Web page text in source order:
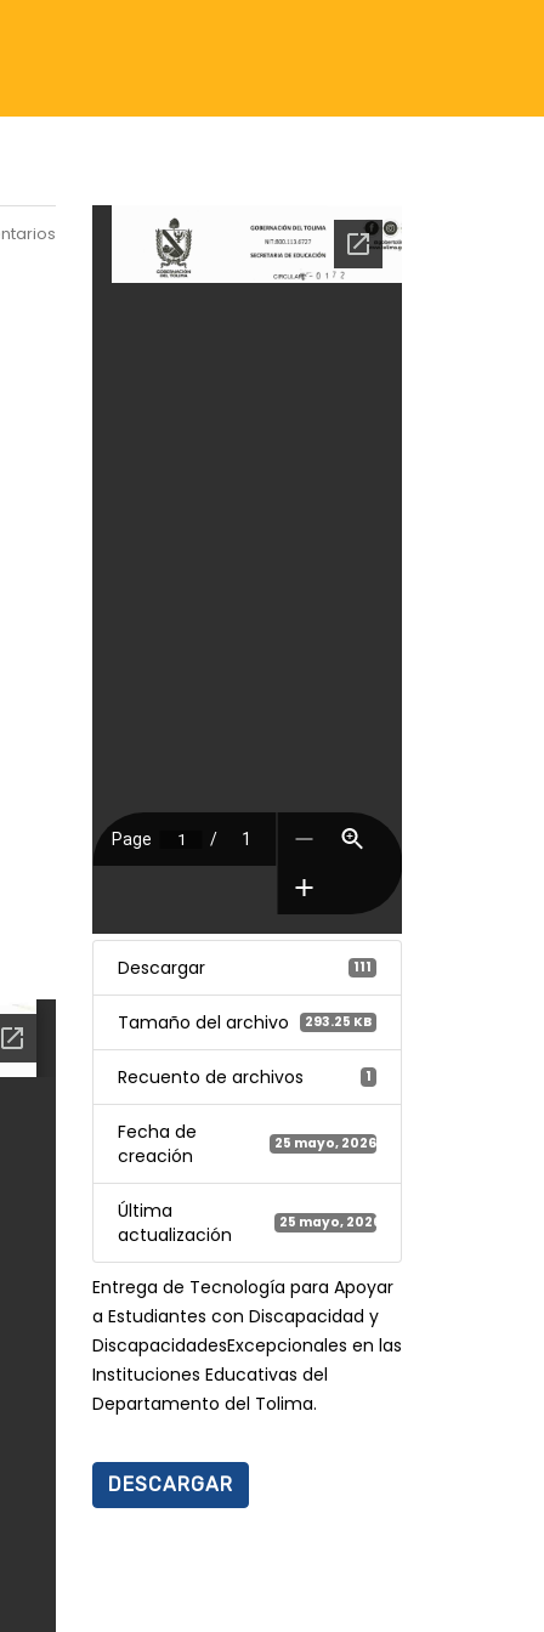
Descargar 111
Tamaño del archivo 293.25 KB
Recuento de archivos 1
Fecha de
creación
25 mayo, 2026
Última
actualización
25 mayo, 2026
Entrega de Tecnología para Apoyar
a Estudiantes con Discapacidad y
DiscapacidadesExcepcionales en las
Instituciones Educativas del
Departamento del Tolima.
DESCARGAR